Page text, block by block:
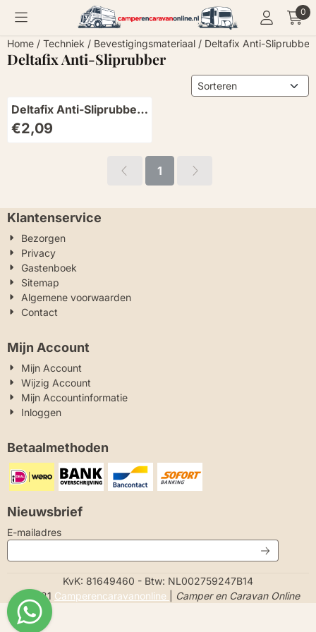
Cookievoorkeuren zijn momenteel gesloten. 0
Home / Techniek / Bevestigingsmateriaal / Deltafix Anti-Sliprubber
Deltafix Anti-Sliprubber
Sorteermethode
Deltafix Anti-Sliprubber
25x25mm Zwart 9st
Prijs: 2,09
€2,09
1
Klantenservice
Bezorgen
Privacy
Gastenboek
Sitemap
Algemene voorwaarden
Contact
Mijn Account
Mijn Account
Wijzig Account
Mijn Accountinformatie
Inloggen
Betaalmethoden
Nieuwsbrief
E-mailadresVul je e-mailadres in voor de nieuwsbrief
KvK: 81649460 - Btw: NL002759247B14
© 2021 Camperencaravanonline Camper en Caravan Online